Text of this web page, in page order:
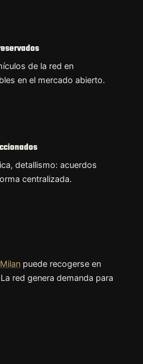
de la red en
en el mercado abierto.
detallismo: acuerdos
centralizada.
Milan puede recogerse en
red genera demanda para